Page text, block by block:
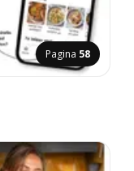
Pagina 58